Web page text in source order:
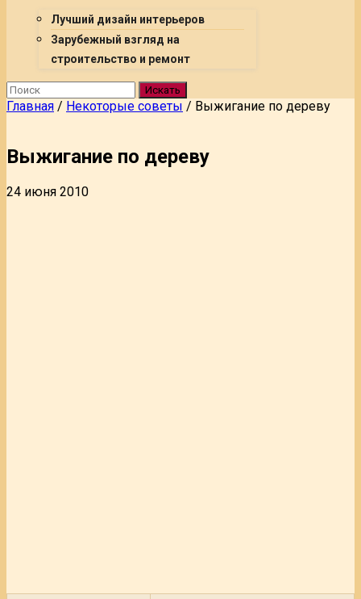
Лучший дизайн интерьеров
Зарубежный взгляд на
строительство и ремонт
Искать
Главная / Некоторые советы / Выжигание по дереву
Выжигание по дереву
24 июня 2010